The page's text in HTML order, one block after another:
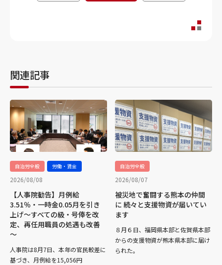
関連記事
自治労全般 労働・賃金
2026/08/08
【人事院勧告】月例給
3.51％・一時金0.05月を引き
上げ～すべての級・号俸を改
定、再任用職員の処遇も改善
～
人事院は8月7日、本年の官民較差に
基づき、月例給を15,056円
自治労全般
2026/08/07
被災地で奮闘する熊本の仲間
に 続々と支援物資が届いてい
ます
８月６日、福岡県本部と佐賀県本部
からの支援物資が熊本県本部に届け
られた。